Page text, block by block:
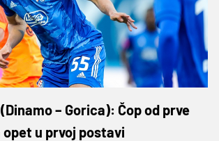
– Gorica): Čop od prve
u prvoj postavi